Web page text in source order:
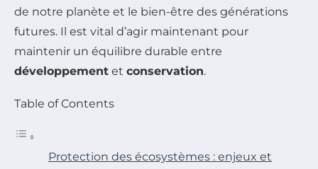
de notre planète et le bien-être des générations
futures. Il est vital d’agir maintenant pour
maintenir un équilibre durable entre
développement et conservation.
Table of Contents
Protection des écosystèmes : enjeux et